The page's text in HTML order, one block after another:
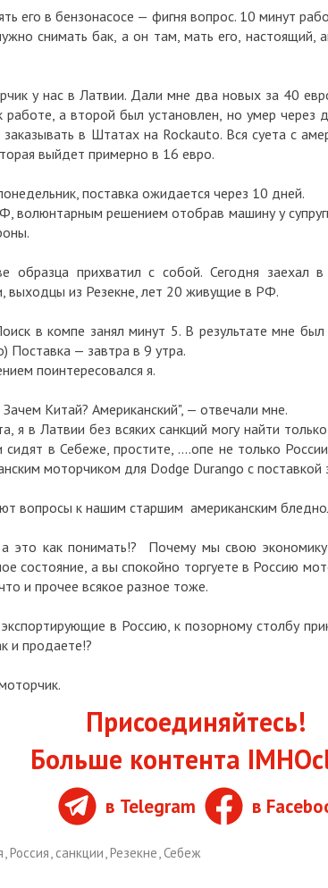
его в бензонасосе — фигня вопрос. 10 минут
снимать бак, а он там, мать его, настоящий,
у нас в Латвии. Дали мне два новых за 40
работе, а второй был установлен, но умер через
заказывать в Штатах на Rockauto. Вся суета с
выйдет примерно в 16 евро.
поставка ожидается через 10 дней.
волюнтарным решением отобрав машину у
образца прихватил с собой. Сегодня заехал
выходцы из Резекне, лет 20 живущие в РФ.
в компе занял минут 5. В результате мне
Поставка — завтра в 9 утра.
поинтересовался я.
Китай? Американский", — отвечали мне.
я в Латвии без всяких санкций могу найти
в Себеже, простите, ....опе не только
моторчиком для Dodge Durango с поставкой
вопросы к нашим старшим американским
это как понимать!? Почему мы свою
состояние, а вы спокойно торгуете в Россию
и прочее всякое разное тоже.
в Россию, к позорному столбу
и продаете!?
Присоединяйтесь!
Больше контента
в Telegram в
,Россия, санкции,Резекне,Себеж